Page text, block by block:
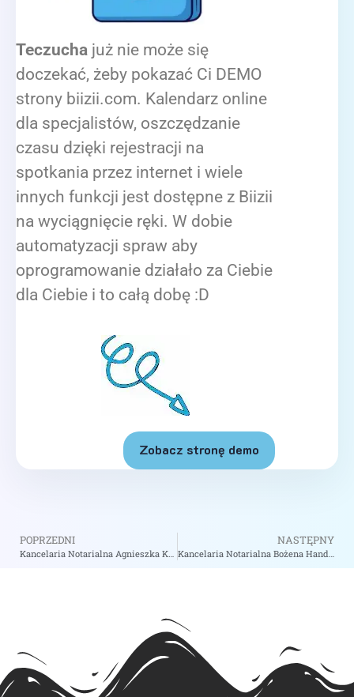
Teczucha już nie może się
doczekać, żeby pokazać Ci DEMO
strony biizii.com. Kalendarz online
dla specjalistów, oszczędzanie
czasu dzięki rejestracji na
spotkania przez internet i wiele
innych funkcji jest dostępne z Biizii
na wyciągnięcie ręki. W dobie
automatyzacji spraw aby
oprogramowanie działało za Ciebie
dla Ciebie i to całą dobę :D
Zobacz stronę demo
POPRZEDNI NASTĘPNY